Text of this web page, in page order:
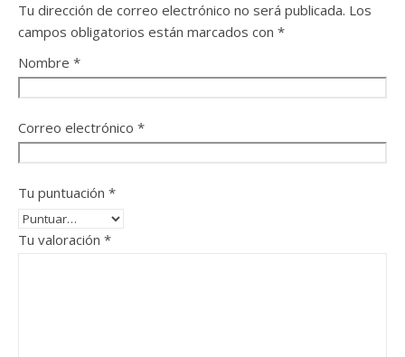
Tu dirección de correo electrónico no será publicada. Los
campos obligatorios están marcados con *
Nombre *
Correo electrónico *
Tu puntuación *
Tu valoración *